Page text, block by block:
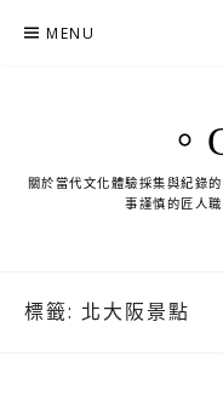
MENU
。
關於當代文化體驗採集與紀錄
事謹慎的匠人
標籤: 北大阪景點